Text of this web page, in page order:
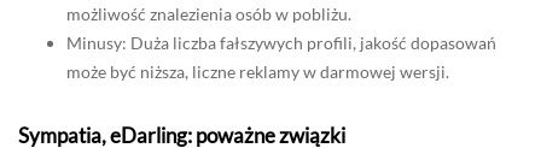
możliwość znalezienia osób w pobliżu.
Minusy: Duża liczba fałszywych profili, jakość dopasowań
może być niższa, liczne reklamy w darmowej wersji.
Sympatia, eDarling: poważne związki